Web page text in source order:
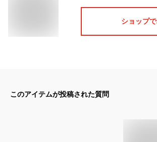
ショップ
このアイテムが投稿された質問